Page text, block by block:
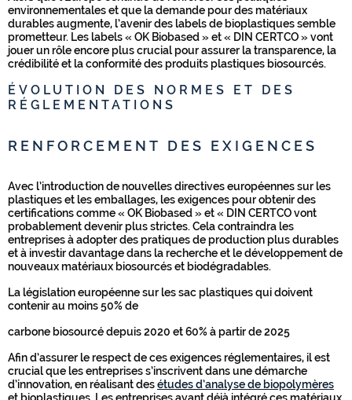
environnementales et que la demande pour des matériaux
durables augmente, l’avenir des labels de bioplastiques semble
prometteur. Les labels « OK Biobased » et « DIN CERTCO » vont
jouer un rôle encore plus crucial pour assurer la transparence, la
crédibilité et la conformité des produits plastiques biosourcés.
ÉVOLUTION DES NORMES ET DES
RÉGLEMENTATIONS
RENFORCEMENT DES EXIGENCES
Avec l’introduction de nouvelles directives européennes sur les
plastiques et les emballages, les exigences pour obtenir des
certifications comme « OK Biobased » et « DIN CERTCO vont
probablement devenir plus strictes. Cela contraindra les
entreprises à adopter des pratiques de production plus durables
et à investir davantage dans la recherche et le développement de
nouveaux matériaux biosourcés et biodégradables.
La législation européenne sur les sac plastiques qui doivent
contenir au moins 50% de
carbone biosourcé depuis 2020 et 60% à partir de 2025
Afin d’assurer le respect de ces exigences réglementaires, il est
crucial que les entreprises s’inscrivent dans une démarche
d’innovation, en réalisant desétudes d’analyse de biopolymères
et bioplastiques. Les entreprises ayant déjà intégré ces matériaux